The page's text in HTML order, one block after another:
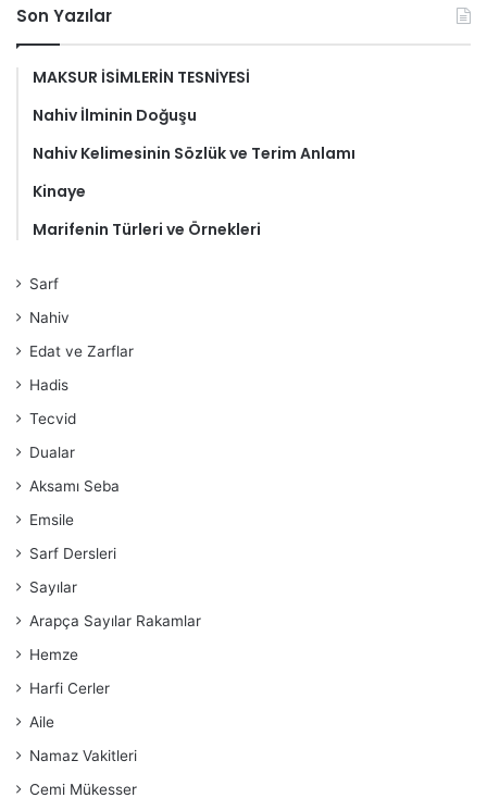
Son Yazılar
MAKSUR İSİMLERİN TESNİYESİ
Nahiv İlminin Doğuşu
Nahiv Kelimesinin Sözlük ve Terim Anlamı
Kinaye
Marifenin Türleri ve Örnekleri
Sarf
Nahiv
Edat ve Zarflar
Hadis
Tecvid
Dualar
Aksamı Seba
Emsile
Sarf Dersleri
Sayılar
Arapça Sayılar Rakamlar
Hemze
Harfi Cerler
Aile
Namaz Vakitleri
Cemi Mükesser